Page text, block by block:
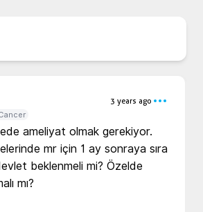
3 years ago
ameliyat olmak gerekiyor.
mr için 1 ay sonraya sıra
beklenmeli mi? Özelde
mı?